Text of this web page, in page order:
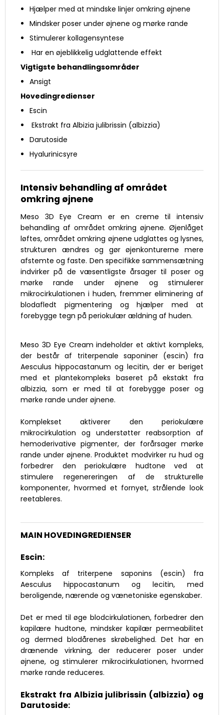
Hjælper med at mindske linjer omkring øjnene
Mindsker poser under øjnene og mørke rande
Stimulerer kollagensyntese
Har en øjeblikkelig udglattende effekt
Vigtigste behandlingsområder
Ansigt
Hovedingredienser
Escin
Ekstrakt fra Albizia julibrissin (albizzia)
Darutoside
Hyalurinicsyre
Intensiv behandling af området
omkring øjnene
Meso 3D Eye Cream er en creme til intensiv
behandling af området omkring øjnene. Øjenlåget
løftes, området omkring øjnene udglattes og lysnes,
strukturen ændres og gør øjenkonturerne mere
afstemte og faste. Den specifikke sammensætning
indvirker på de væsentligste årsager til poser og
mørke rande under øjnene og stimulerer
mikrocirkulationen i huden, fremmer eliminering af
blodafledt pigmentering og hjælper med at
forebygge tegn på periokulær ældning af huden.
Meso 3D Eye Cream indeholder et aktivt kompleks,
der består af triterpenale saponiner (escin) fra
Aesculus hippocastanum og lecitin, der er beriget
med et plantekompleks baseret på ekstakt fra
albizzia, som er med til at forebygge poser og
mørke rande under øjnene.
Komplekset aktiverer den periokulære
mikrocirkulation og understøtter reabsorption af
hemoderivative pigmenter, der forårsager mørke
rande under øjnene. Produktet modvirker ru hud og
forbedrer den periokulære hudtone ved at
stimulere regenereringen af de strukturelle
komponenter, hvormed et fornyet, strålende look
reetableres.
MAIN HOVEDINGREDIENSER
Escin:
Kompleks af triterpene saponins (escin) fra
Aesculus hippocastanum og lecitin, med
beroligende, nærende og vænetoniske egenskaber.
Det er med til øge blodcirkulationen, forbedrer den
kapilære hudtone, mindsker kapilær permeabilitet
og dermed blodårenes skrøbelighed. Det har en
drænende virkning, der reducerer poser under
øjnene, og stimulerer mikrocirkulationen, hvormed
mørke rande reduceres.
Ekstrakt fra Albizia julibrissin (albizzia) og
Darutoside: